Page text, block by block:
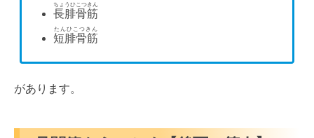
長腓骨筋
ちょうひこつきん
短腓骨筋
たんひこつきん
があります。